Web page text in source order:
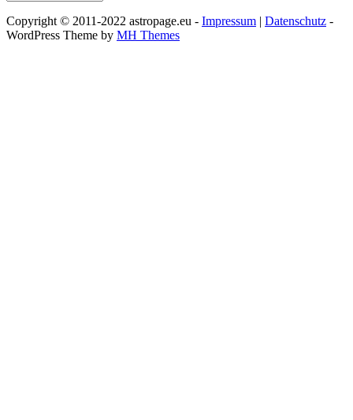
Copyright © 2011-2022 astropage.eu - Impressum | Datenschutz -
WordPress Theme by MH Themes